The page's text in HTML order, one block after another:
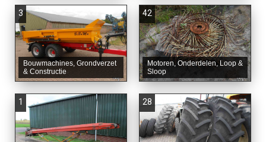
3
Bouwmachines, Grondverzet
& Constructie
42
Motoren, Onderdelen, Loop &
Sloop
1 28